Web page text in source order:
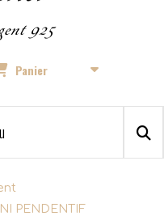
925
Panier
PENDENTIF